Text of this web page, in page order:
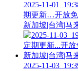
2025-11-
期更新…开放免
新加坡|台湾|马
2025-11-